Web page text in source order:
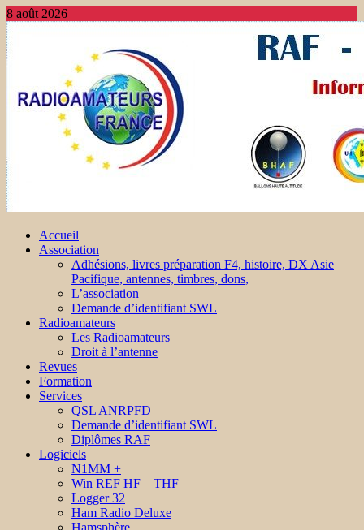
8 août 2026
Accueil
Association
Adhésions, livres préparation F4, histoire, DX Asie
Pacifique, antennes, timbres, dons,
L’association
Demande d’identifiant SWL
Radioamateurs
Les Radioamateurs
Droit à l’antenne
Revues
Formation
Services
QSL ANRPFD
Demande d’identifiant SWL
Diplômes RAF
Logiciels
N1MM +
Win REF HF – THF
Logger 32
Ham Radio Deluxe
Hamsphère